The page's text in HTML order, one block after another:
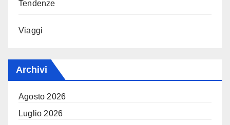
Tendenze
Viaggi
Archivi
Agosto 2026
Luglio 2026